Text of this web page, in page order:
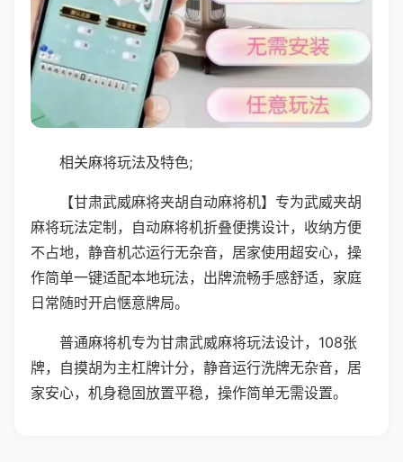
相关麻将玩法及特色;
【甘肃武威麻将夹胡自动麻将机】专为武威夹胡
麻将玩法定制，自动麻将机折叠便携设计，收纳方便
不占地，静音机芯运行无杂音，居家使用超安心，操
作简单一键适配本地玩法，出牌流畅手感舒适，家庭
日常随时开启惬意牌局。
普通麻将机专为甘肃武威麻将玩法设计，108张
牌，自摸胡为主杠牌计分，静音运行洗牌无杂音，居
家安心，机身稳固放置平稳，操作简单无需设置。